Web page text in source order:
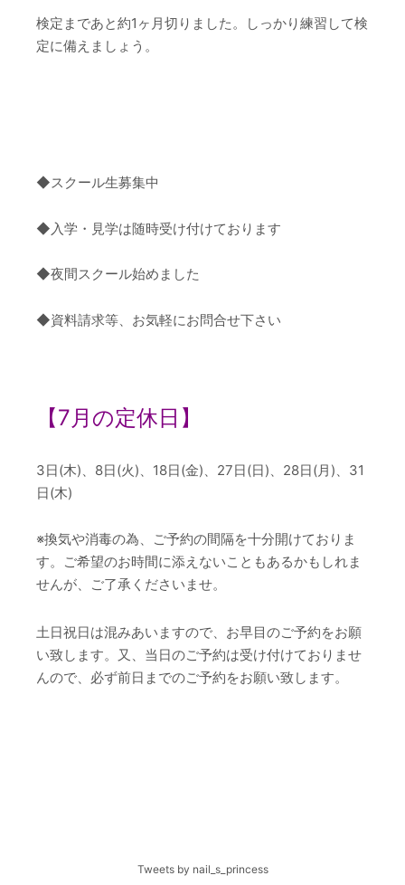
検定まであと約1ヶ月切りました。しっかり練習して検
定に備えましょう。
◆スクール生募集中
◆入学・見学は随時受け付けております
◆夜間スクール始めました
◆資料請求等、お気軽にお問合せ下さい
【7 月の定休日】
3日(木)、8日(火)、18日(金)、27日(日)、28日(月)、31
日(木)
※換気や消毒の為、ご予約の間隔を十分開けておりま
す。ご希望のお時間に添えないこともあるかもしれま
せんが、ご了承くださいませ。
土日祝日は混みあいますので、お早目のご予約をお願
い致します。又、当日のご予約は受け付けておりませ
んので、必ず前日までのご予約をお願い致します。
Tweets by nail_s_princess